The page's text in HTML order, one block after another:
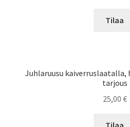
Tilaa
Juhlaruusu kaiverruslaatalla,
tarjous
25,00 €
Tilaa